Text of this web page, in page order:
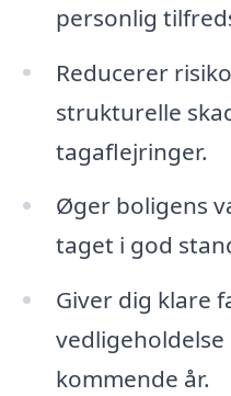
personlig
Reducerer
strukturelle
tagaflejringer.
Øger boligens
taget i god
Giver dig klare
kommende år.